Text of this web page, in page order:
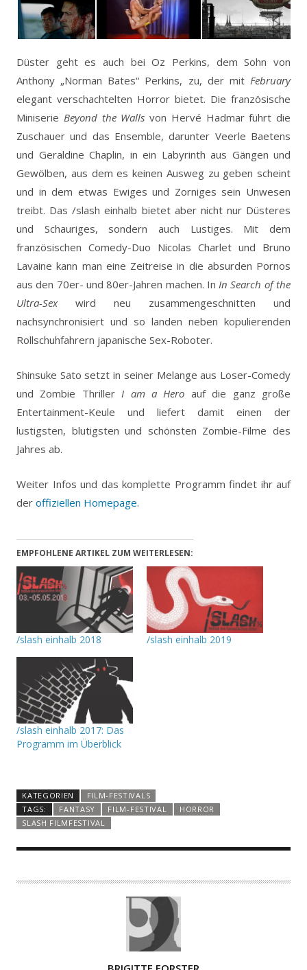
Düster geht es auch bei Oz Perkins, dem Sohn von
Anthony „Norman Bates“ Perkins, zu, der mit February
elegant verschachtelten Horror bietet. Die französische
Miniserie Beyond the Walls von Hervé Hadmar führt die
Zuschauer und das Ensemble, darunter Veerle Baetens
und Geraldine Chaplin, in ein Labyrinth aus Gängen und
Gewölben, aus dem es keinen Ausweg zu geben scheint
und in dem etwas Ewiges und Zorniges sein Unwesen
treibt. Das /slash einhalb bietet aber nicht nur Düsteres
und Schauriges, sondern auch Lustiges. Mit dem
französischen Comedy-Duo Nicolas Charlet und Bruno
Lavaine kann man eine Zeitreise in die absurden Pornos
aus den 70er- und 80er-Jahren machen. In In Search of the
Ultra-Sexwird neu zusammengeschnitten und
nachsynchronisiert und so landen neben kopulierenden
Rollschuhfahrern japanische Sex-Roboter.
Shinsuke Sato setzt in seiner Melange aus Loser-Comedy
und Zombie Thriller I am a Hero auf die ganz große
Entertainment-Keule und liefert damit einen der
lustigsten, blutigsten und schönsten Zombie-Filme des
Jahres ab.
Weiter Infos und das komplette Programm findet ihr auf
der offiziellen Homepage.
EMPFOHLENE ARTIKEL ZUM WEITERLESEN:
/slash einhalb 2018 /slash einhalb 2019
/slash einhalb 2017: Das
Programm im Überblick
KATEGORIEN
FILM-FESTIVALS
TAGS:
FANTASY FILM-FESTIVAL
HORROR
SLASH FILMFESTIVAL